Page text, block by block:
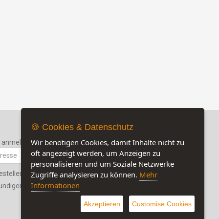
Jetzt auf unserer Seite:25
Besuchen Sie auch unsere Sozialmedia-
🍪 Cookies & Datenschutz
Wir benötigen Cookies, damit Inhalte nicht zu
oft angezeigt werden, um Anzeigen zu
personalisieren und um Soziale Netzwerke
Zugriffe analysieren zu können. Mehr
Informationen
Akzeptieren Customise Cookies